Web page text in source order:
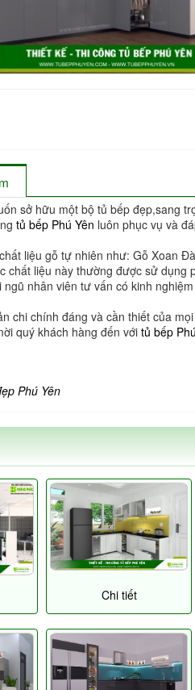
sở hữu một bộ tủ bếp đẹp,sang
tủ bếp Phú Yên luôn phục vụ và
liệu gỗ tự nhiên như: Gỗ Xoan
chất liệu này thường được sử
nhân viên tư vấn có kinh
chi chính đáng và cần thiết của
quý khách hàng đến vớitủ bếp
Phú Yên
Chi tiết